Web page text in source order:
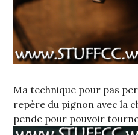
Ma technique pour pas
repère du pignon avec la
pende pour pouvoir